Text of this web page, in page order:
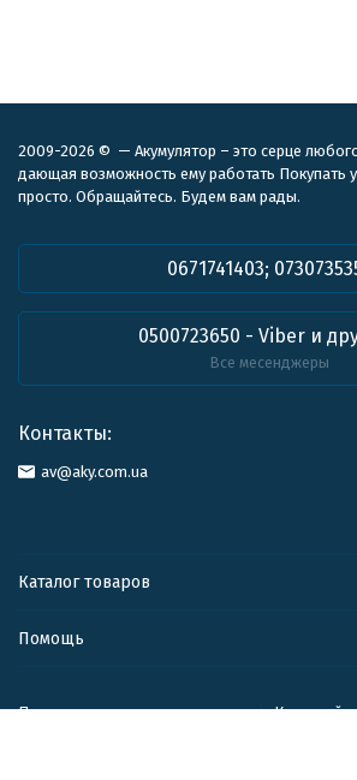
2009-2026 © — Акумулятор – это серце
дающая возможность ему работать Покупать у
просто. Обращайтесь. Будем вам рады.
0671741403;
0500723650 - Viber и
Все месенджеры
Контакты:
av@aky.com.ua
Каталог товаров
Помощь
Политика персональных данных Карта сайта